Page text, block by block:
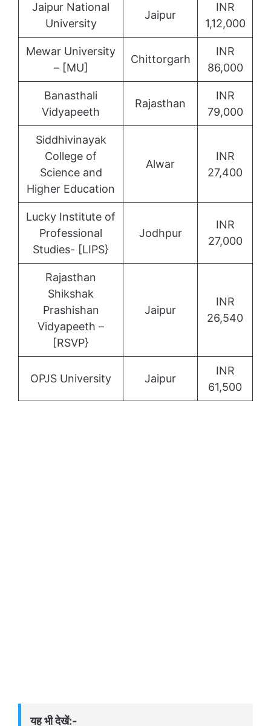
Jaipur National
University
Jaipur
INR
1,12,000
Mewar University
– [MU]
Chittorgarh
INR
86,000
Banasthali
Vidyapeeth
Rajasthan
INR
79,000
Siddhivinayak
College of
Science and
Higher Education
Alwar
INR
27,400
Lucky Institute of
Professional
Studies- [LIPS}
Jodhpur
INR
27,000
Rajasthan
Shikshak
Prashishan
Vidyapeeth –
[RSVP}
Jaipur
INR
26,540
OPJS University Jaipur
INR
61,500
यह भी देखें:-